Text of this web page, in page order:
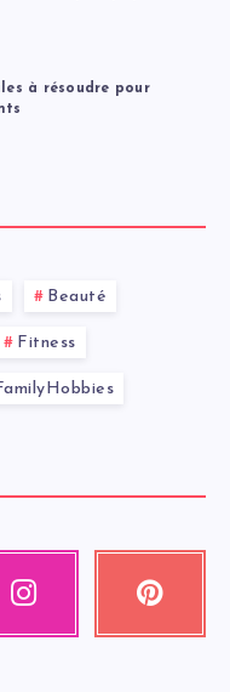
à résoudre pour
Beauté
Fitness